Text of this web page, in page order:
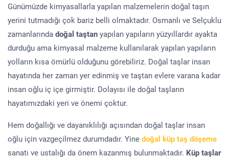
Günümüzde kimyasallarla yapılan malzemelerin doğal taşın
yerini tutmadığı çok bariz belli olmaktadır. Osmanlı ve Selçuklu
zamanlarında doğal taştan yapılan yapıların yüzyıllardır ayakta
durduğu ama kimyasal malzeme kullanılarak yapılan yapıların
yolların kısa ömürlü olduğunu görebiliriz. Doğal taşlar insan
hayatında her zaman yer edinmiş ve taştan evlere varana kadar
insan oğlu iç içe girmiştir. Dolayısı ile doğal taşların
hayatımızdaki yeri ve önemi çoktur.
Hem doğallığı ve dayanıklılığı açısından doğal taşlar insan
oğlu için vazgeçilmez durumdadır. Yine doğal küp taş döşeme
sanatı ve ustalığı da önem kazanmış bulunmaktadır. Küp taşlar